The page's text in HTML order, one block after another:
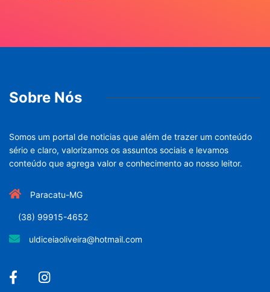
Sobre Nós
Somos um portal de noticias que além de trazer um conteúdo
sério e claro, valorizamos os assuntos sociais e levamos
conteúdo que agrega valor e conhecimento ao nosso leitor.
Paracatu-MG
(38) 99915-4652
uldiceiaoliveira@hotmail.com